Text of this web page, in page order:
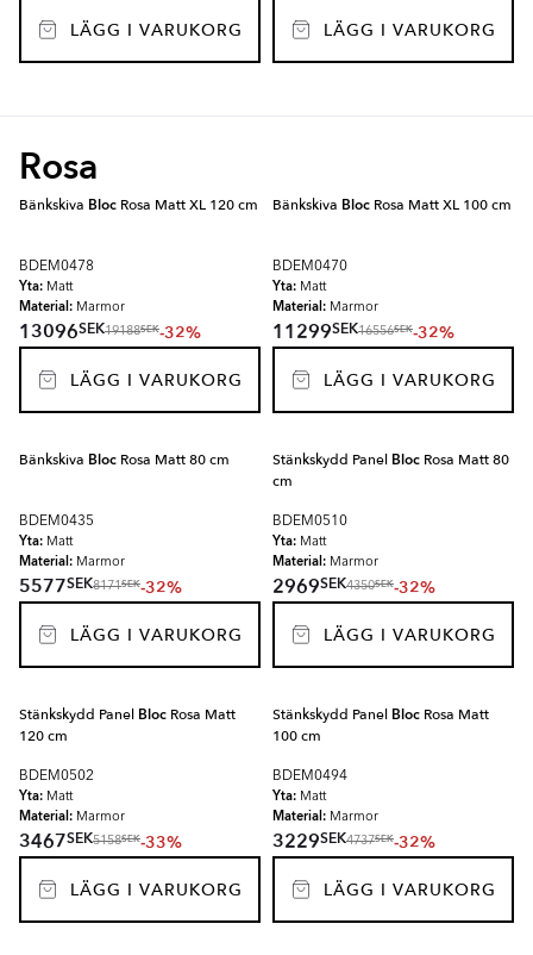
LÄGG I VARUKORG LÄGG I VARUKORG
Rosa
Bänkskiva Bloc Rosa Matt XL 120 cm
BDEM0478
Yta: Matt
Material: Marmor
13096SEK19188SEK-32%
LÄGG I VARUKORG
Bänkskiva Bloc Rosa Matt XL 100 cm
BDEM0470
Yta: Matt
Material: Marmor
11299SEK16556SEK-32%
LÄGG I VARUKORG
Bänkskiva Bloc Rosa Matt 80 cm
BDEM0435
Yta: Matt
Material: Marmor
5577SEK8171SEK-32%
LÄGG I VARUKORG
Stänkskydd Panel Bloc Rosa Matt 80
cm
BDEM0510
Yta: Matt
Material: Marmor
2969SEK4350SEK-32%
LÄGG I VARUKORG
Stänkskydd Panel Bloc Rosa Matt
120 cm
BDEM0502
Yta: Matt
Material: Marmor
3467SEK5158SEK-33%
LÄGG I VARUKORG
Stänkskydd Panel Bloc Rosa Matt
100 cm
BDEM0494
Yta: Matt
Material: Marmor
3229SEK4737SEK-32%
LÄGG I VARUKORG